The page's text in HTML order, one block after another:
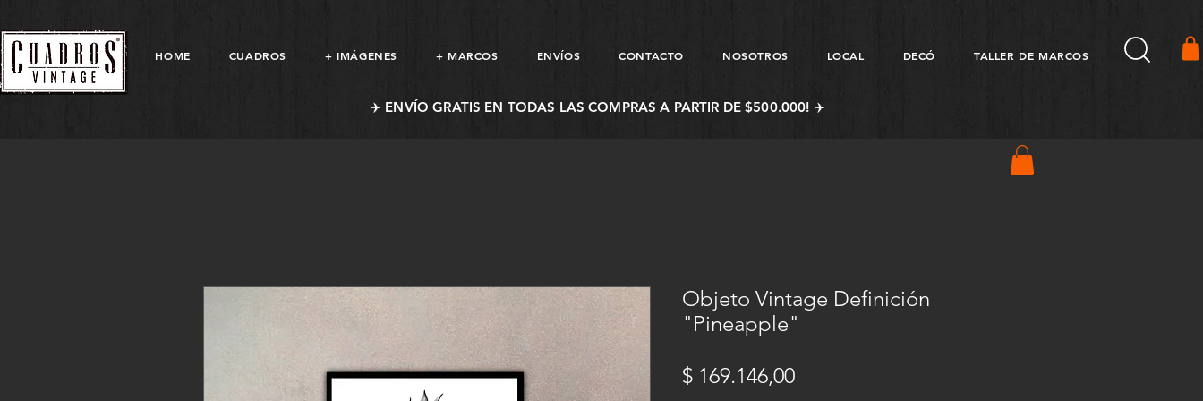
HOME CUADROS + IMÁGENES + MARCOS ENVÍOS CONTACTO NOSOTROS LOCAL DECÓ TALLER DE MARCOS
✈️ ENVÍO GRATIS EN TODAS LAS COMPRAS A PARTIR DE $500.000! ✈️
Objeto Vintage Definición
"Pineapple"
$ 169.146,00Precio